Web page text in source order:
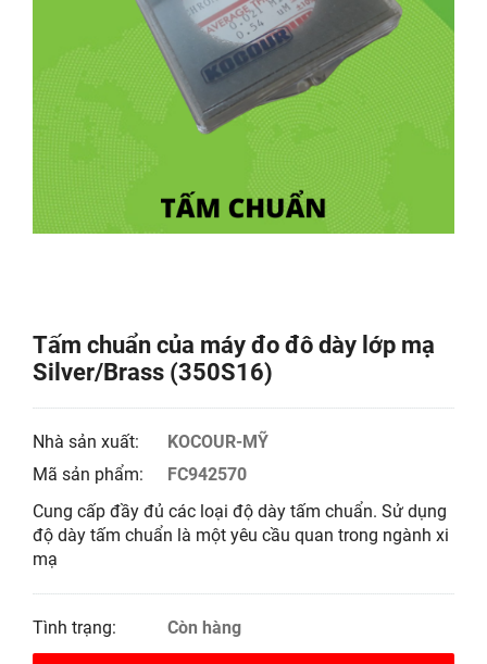
Tấm chuẩn của máy đo đô dày lớp mạ
Silver/Brass (350S16)
Nhà sản xuất:
KOCOUR-MỸ
Mã sản phẩm:
FC942570
Cung cấp đầy đủ các loại độ dày tấm chuẩn. Sử dụng
độ dày tấm chuẩn là một yêu cầu quan trong ngành xi
mạ
Tình trạng: Còn hàng